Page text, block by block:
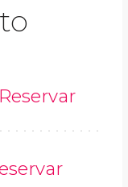
Reservar